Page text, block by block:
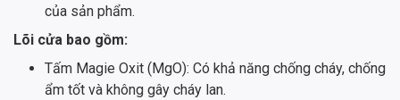
của sản phẩm.
Lõi cửa bao gồm:
Tấm Magie Oxit (MgO): Có khả năng chống cháy, chống
ẩm tốt và không gây cháy lan.